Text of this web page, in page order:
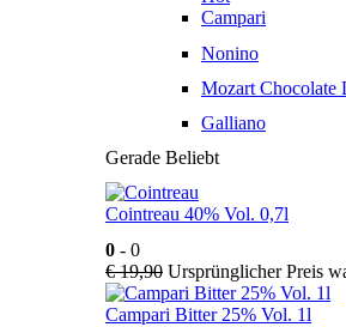
Campari
Nonino
Mozart Chocolate
Galliano
Gerade Beliebt
Cointreau 40% Vol. 0,7l
0 - 0
€19,90 Ursprünglicher Preis
Campari Bitter 25% Vol. 1l